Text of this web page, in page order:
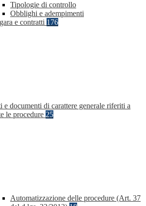
Tipologie di controllo
Obblighi e adempimenti
e contratti 176
e documenti di carattere generale riferiti a
le procedure 25
Automatizzazione delle procedure (Art. 37